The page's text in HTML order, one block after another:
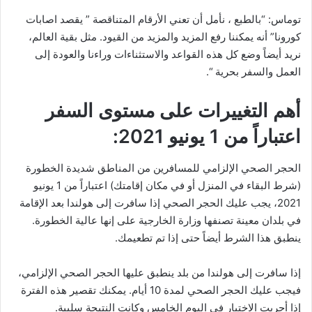
توماس: “بالطبع ، نأمل أن تعني الأرقام المتناقصة ” يقصد اصابات
كورونا” أنه يمكننا رفع المزيد والمزيد من القيود. مثل بقية العالم،
نريد أيضاً وضع كل هذه القواعد والاستثناءات وراءنا والعودة إلى
العمل والسفر بحرية “.
أهم التغييرات على مستوى السفر
اعتباراً من 1 يونيو 2021:
الحجر الصحي الإلزامي للمسافرين من المناطق شديدة الخطورة
(شرط البقاء في المنزل أو في مكان إقامتك) اعتباراً من 1 يونيو
2021، يجب عليك الحجر الصحي إذا سافرت إلى هولندا بعد الإقامة
في بلدان معينة تصنفها وزارة الخارجية على إنها عالية الخطورة.
ينطبق هذا الشرط أيضاً حتى إذا تم تطعيمك.
إذا سافرت إلى هولندا من بلد ينطبق عليها الحجر الصحي الإلزامي،
فيجب عليك الحجر الصحي لمدة 10 أيام. يمكنك تقصير هذه الفترة
إذا أجريت الاختبار في اليوم الخامس وكانت النتيجة سلبية.